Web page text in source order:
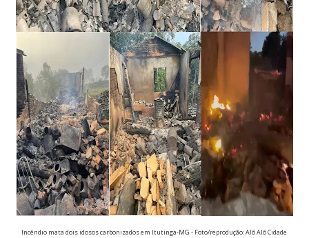
Incêndio mata dois idosos carbonizados em Itutinga-MG - Foto/reprodução: Alô Alô Cidade